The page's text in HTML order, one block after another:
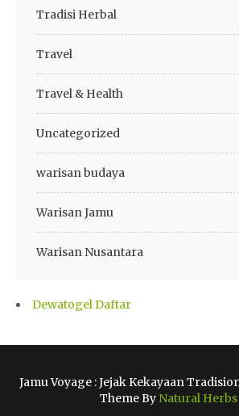
Tradisi Herbal
Travel
Travel & Health
Uncategorized
warisan budaya
Warisan Jamu
Warisan Nusantara
Dewatogel Daftar
Jamu Voyage : Jejak Kekayaan
Theme By Natural